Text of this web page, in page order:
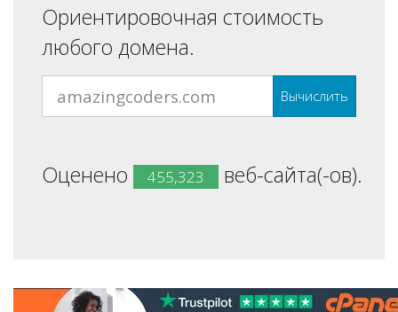
Ориентировочная стоимость
любого домена.
Вычислить
Оценено 455,323 веб-сайта(-ов).